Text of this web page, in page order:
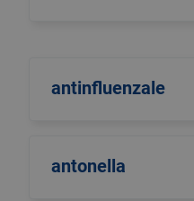
antinfluenzale
antonella